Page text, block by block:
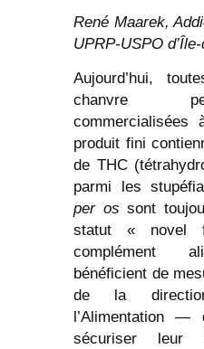
René Maarek,
UPRP-USPO
Aujourd’hui,
chanvre
commercialisées
produit fini
de THC
parmi les
per os sont
statut « novel
complément
bénéficient de
de la
l’Alimentation —
sécuriser